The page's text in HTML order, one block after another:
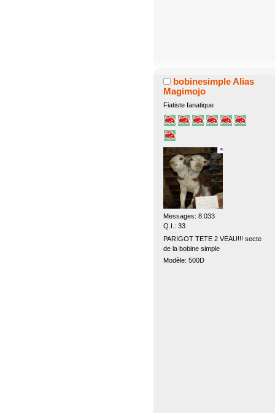
bobinesimple Alias
Magimojo
Fiatiste fanatique
Messages: 8.033
Q.I.: 33
PARIGOT TETE 2 VEAU!!! secte
de la bobine simple
Modèle: 500D